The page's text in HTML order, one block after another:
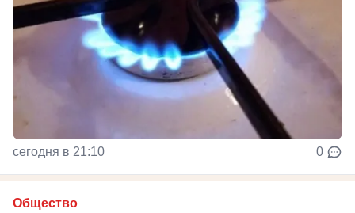
сегодня в 21:10 0
Общество